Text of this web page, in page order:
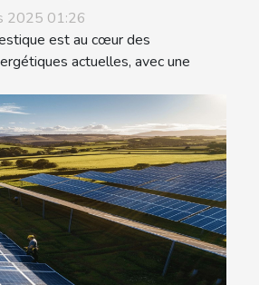
2025 01:26
est au cœur des
actuelles, avec une